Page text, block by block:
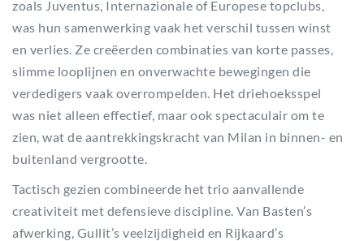
zoals Juventus, Internazionale of Europese topclubs,
was hun samenwerking vaak het verschil tussen winst
en verlies. Ze creëerden combinaties van korte passes,
slimme looplijnen en onverwachte bewegingen die
verdedigers vaak overrompelden. Het driehoeksspel
was niet alleen effectief, maar ook spectaculair om te
zien, wat de aantrekkingskracht van Milan in binnen- en
buitenland vergrootte.
Tactisch gezien combineerde het trio aanvallende
creativiteit met defensieve discipline. Van Basten’s
afwerking, Gullit’s veelzijdigheid en Rijkaard’s